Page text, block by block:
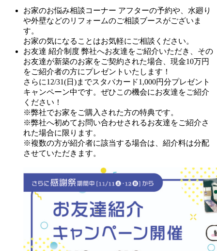
お家のお悩み相談コーナー アフターの予約や、水廻り
や外壁などのリフォームのご相談ブースがございま
す。
お家の気になることはお気軽にご相談ください。
お友達 紹介制度 弊社へお友達をご紹介いただき、その
お友達が新築のお家をご契約された場合、現金10万円
をご紹介者の方にプレゼントいたします！
さらに12/31(日)までスタバカード1,000円分プレゼント
キャンペーン中です。ぜひこの機会にお友達をご紹介
ください！
※弊社でお家をご購入された方の特典です。
※弊社へ初めてお問い合わせされるお友達をご紹介さ
れた場合に限ります。
※複数の方が紹介者に該当する場合は、紹介料は分配
させていただきます。